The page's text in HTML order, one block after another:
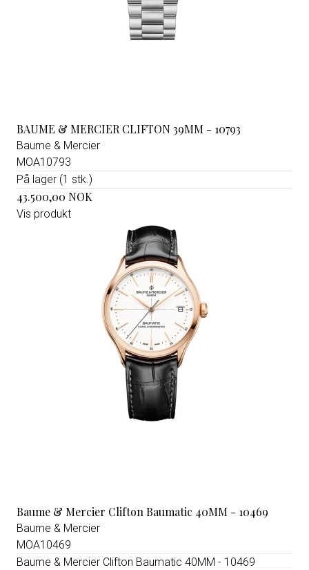
BAUME & MERCIER CLIFTON 39MM - 10793
Baume & Mercier
MOA10793
På lager (1 stk.)
43.500,00 NOK
Vis produkt
Baume & Mercier Clifton Baumatic 40MM - 10469
Baume & Mercier
MOA10469
Baume & Mercier Clifton Baumatic 40MM - 10469